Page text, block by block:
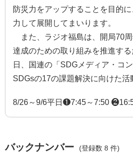
防災力をアップすることを目的
力して展開してまいります。
また、ラジオ福島は、開局70
達成のための取り組みを推進す
日、国連の「SDGメディア・コ
SDGsの17の課題解決に向けた活
8/26～9/6平日❶7:45～7:50
バックナンバー
(登録数 8 件)